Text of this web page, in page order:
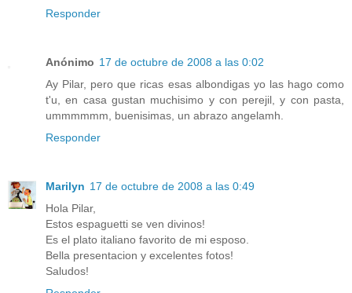
Responder
Anónimo 17 de octubre de 2008 a las 0:02
Ay Pilar, pero que ricas esas albondigas yo las hago como
t'u, en casa gustan muchisimo y con perejil, y con pasta,
ummmmmm, buenisimas, un abrazo angelamh.
Responder
Marilyn 17 de octubre de 2008 a las 0:49
Hola Pilar,
Estos espaguetti se ven divinos!
Es el plato italiano favorito de mi esposo.
Bella presentacion y excelentes fotos!
Saludos!